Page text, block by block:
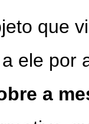
que
ele por
a